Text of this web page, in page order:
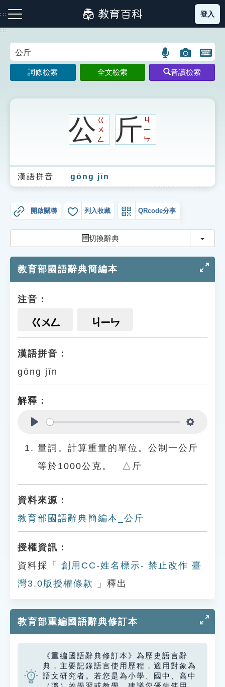
到
主
:::
注音索引圖示 筆畫索引圖示 部首索引表圖示
生字詞彙表
成語故事
索引選單
單字索引
遊戲專區
貓頭鷹博士
登入
:::
語
言
搜
圖
片
搜
開
鍵
圖
詞條檢索 全文檢索 音讀檢索
公ㄍ
ㄨ
ㄥ
斤ㄐ
ㄧ
ㄣ
漢語拼音 gōng jīn
開啟關聯 列入收藏 QRcode分享
切換辭典 切換
教育部國語辭典簡編本
注音：
ㄍㄨㄥ ㄐㄧㄣ
漢語拼音：
gōng jīn
解釋：
量詞。計算重量的單位。公制一公斤
等於1000公克。 △斤
資料來源：
教育部國語辭典簡編本_公斤
授權資訊：
資料採「
創用CC-姓名標示- 禁止改作 臺
灣3.0版授權條款
」釋出
教育部重編國語辭典修訂本
《重編國語辭典修訂本》為歷史語言辭
典，主要記錄語言使用歷程，適用對象為
語文研究者。若您是為小學、國中、高中